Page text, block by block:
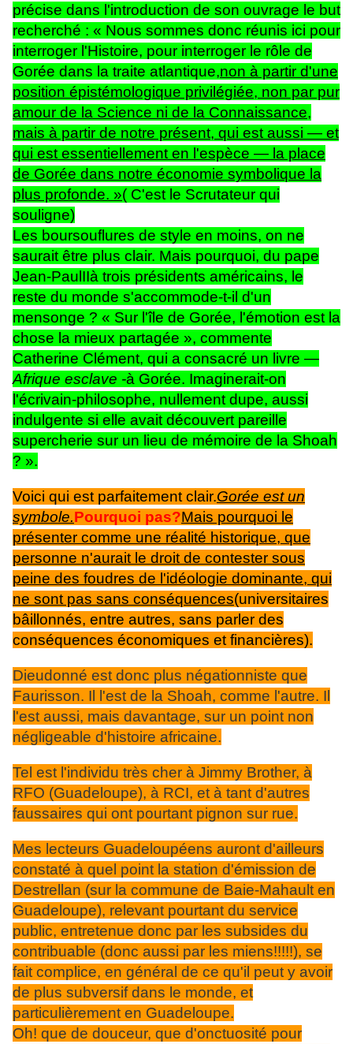
précise dans l'introduction de son ouvrage le but
recherché : « Nous sommes donc réunis ici pour
interroger l'Histoire, pour interroger le rôle de
Gorée dans la traite atlantique,non à partir d'une
position épistémologique privilégiée, non par pur
amour de la Science ni de la Connaissance,
mais à partir de notre présent, qui est aussi — et
qui est essentiellement en l'espèce — la place
de Gorée dans notre économie symbolique la
plus profonde. »( C'est le Scrutateur qui
souligne)
Les boursouflures de style en moins, on ne
saurait être plus clair. Mais pourquoi, du pape
Jean-Paul IIà trois présidents américains, le
reste du monde s'accommode-t-il d'un
mensonge ? « Sur l'île de Gorée, l'émotion est la
chose la mieux partagée », commente
Catherine Clément, qui a consacré un livre —
Afrique esclave -à Gorée. Imaginerait-on
l'écrivain-philosophe, nullement dupe, aussi
indulgente si elle avait découvert pareille
supercherie sur un lieu de mémoire de la Shoah
? ».
Voici qui est parfaitement clair.Gorée est un
symbole.Pourquoi pas?Mais pourquoi le
présenter comme une réalité historique, que
personne n'aurait le droit de contester sous
peine des foudres de l'idéologie dominante, qui
ne sont pas sans conséquences(universitaires
bâillonnés, entre autres, sans parler des
conséquences économiques et financières).
Dieudonné est donc plus négationniste que
Faurisson. Il l'est de la Shoah, comme l'autre. Il
l'est aussi, mais davantage, sur un point non
négligeable d'histoire africaine.
Tel est l'individu très cher à Jimmy Brother, à
RFO (Guadeloupe), à RCI, et à tant d'autres
faussaires qui ont pourtant pignon sur rue.
Mes lecteurs Guadeloupéens auront d'ailleurs
constaté à quel point la station d'émission de
Destrellan (sur la commune de Baie-Mahault en
Guadeloupe), relevant pourtant du service
public, entretenue donc par les subsides du
contribuable (donc aussi par les miens!!!!!), se
fait complice, en général de ce qu'il peut y avoir
de plus subversif dans le monde, et
particulièrement en Guadeloupe.
Oh! que de douceur, que d'onctuosité pour